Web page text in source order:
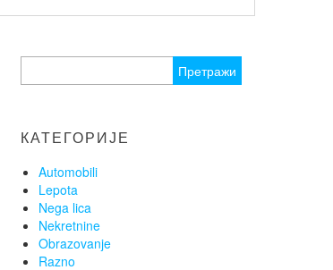
за:
КАТЕГОРИЈЕ
Automobili
Lepota
Nega lica
Nekretnine
Obrazovanje
Razno